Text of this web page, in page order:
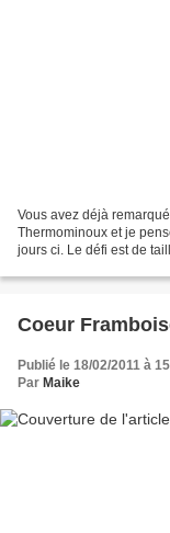
Vous avez déjà
Thermominoux et je
jours ci. Le défi est de
Coeur
Publié le 18/02/2011 à
Par Maike